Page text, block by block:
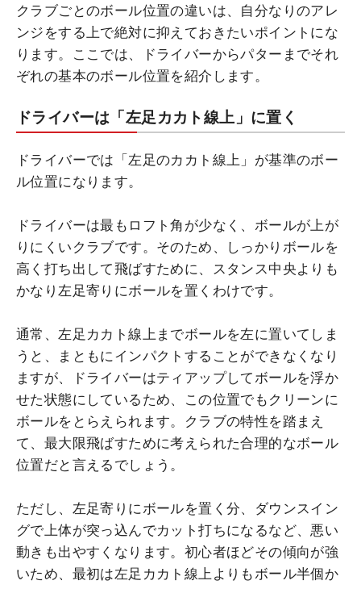
クラブごとのボール位置の違いは、自分なりのアレ
ンジをする上で絶対に抑えておきたいポイントにな
ります。ここでは、ドライバーからパターまでそれ
ぞれの基本のボール位置を紹介します。
ドライバーは「左足カカト線上」に置く
ドライバーでは「左足のカカト線上」が基準のボー
ル位置になります。
ドライバーは最もロフト角が少なく、ボールが上が
りにくいクラブです。そのため、しっかりボールを
高く打ち出して飛ばすために、スタンス中央よりも
かなり左足寄りにボールを置くわけです。
通常、左足カカト線上までボールを左に置いてしま
うと、まともにインパクトすることができなくなり
ますが、ドライバーはティアップしてボールを浮か
せた状態にしているため、この位置でもクリーンに
ボールをとらえられます。クラブの特性を踏まえ
て、最大限飛ばすために考えられた合理的なボール
位置だと言えるでしょう。
ただし、左足寄りにボールを置く分、ダウンスイン
グで上体が突っ込んでカット打ちになるなど、悪い
動きも出やすくなります。初心者ほどその傾向が強
いため、最初は左足カカト線上よりもボール半個か